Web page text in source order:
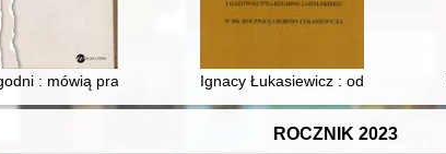
Stanisława Jarockiego z „Tygodnikiem Ilustrowanym”
: mówią prawdę o wojnieIgnacy Łukasiewicz : od niego
ROCZNIK 2023